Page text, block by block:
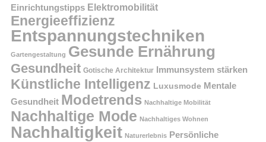
Einrichtungstipps Elektromobilität
Energieeffizienz
Entspannungstechniken
Gartengestaltung Gesunde Ernährung
Gesundheit Gotische Architektur Immunsystem stärken
Künstliche Intelligenz Luxusmode Mentale
Gesundheit Modetrends Nachhaltige Mobilität
Nachhaltige Mode Nachhaltiges Wohnen
Nachhaltigkeit Naturerlebnis Persönliche